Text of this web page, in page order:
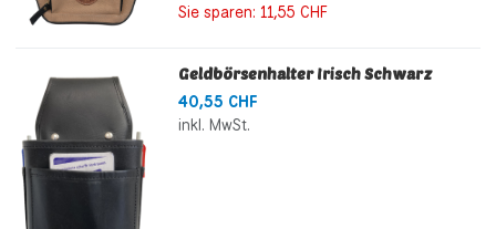
Sie sparen: 11,55 CHF
Geldbörsenhalter Irisch Schwarz
40,55 CHF
inkl. MwSt.